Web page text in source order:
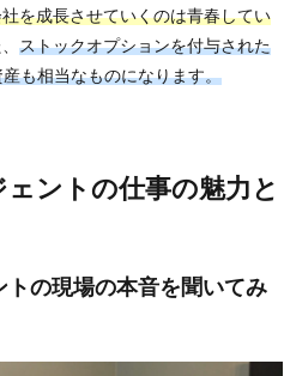
を成長させていくのは青春してい
ストックオプションを付与された
も相当なものになります。
ントの仕事の魅力と
の現場の本音を聞いてみ